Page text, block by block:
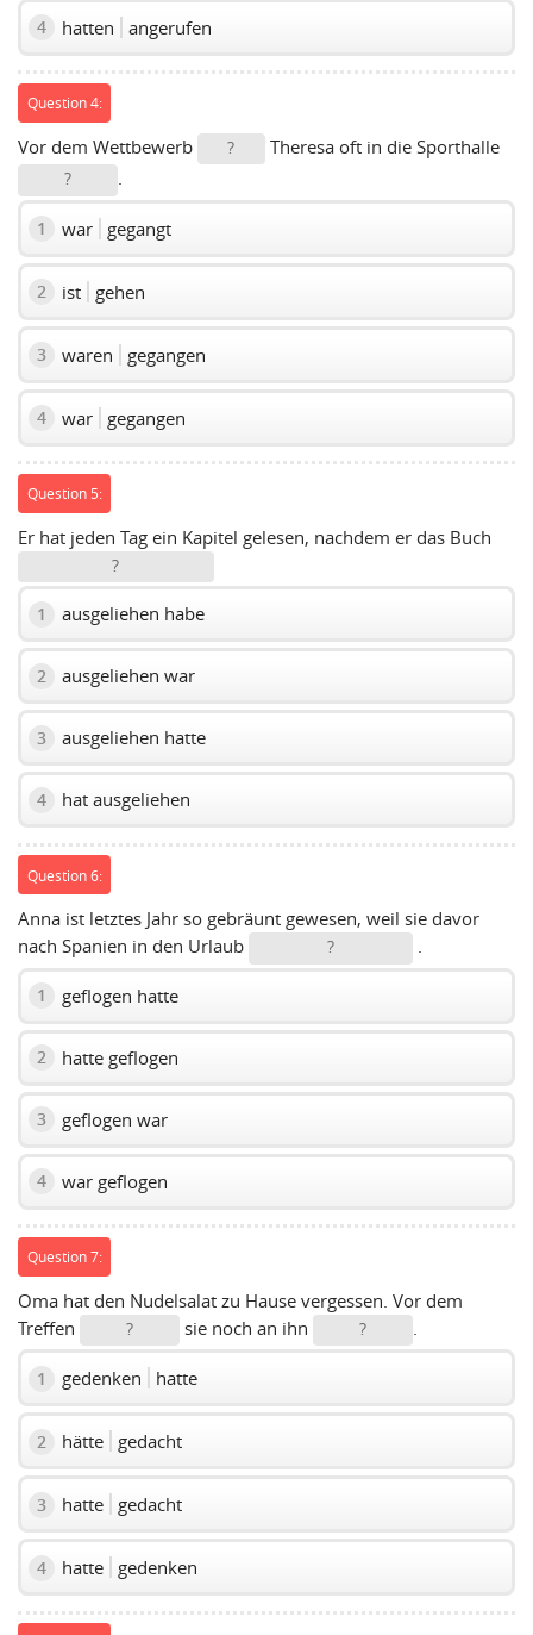
4 hatten angerufen
Question 4:
Vor dem Wettbewerb ? Theresa oft in die Sporthalle
? .
1 war gegangt
2 ist gehen
3 waren gegangen
4 war gegangen
Question 5:
Er hat jeden Tag ein Kapitel gelesen, nachdem er das Buch
?
1 ausgeliehen habe
2 ausgeliehen war
3 ausgeliehen hatte
4 hat ausgeliehen
Question 6:
Anna ist letztes Jahr so gebräunt gewesen, weil sie davor
nach Spanien in den Urlaub
? .
1 geflogen hatte
2 hatte geflogen
3 geflogen war
4 war geflogen
Question 7:
Oma hat den Nudelsalat zu Hause vergessen. Vor dem
Treffen
? sie noch an ihn ?
1 gedenken hatte
2 hätte gedacht
3 hatte gedacht
4 hatte gedenken